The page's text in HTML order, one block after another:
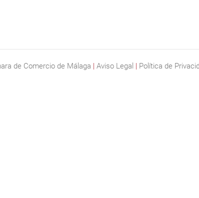
de Comercio de Málaga | Aviso Legal | Política de